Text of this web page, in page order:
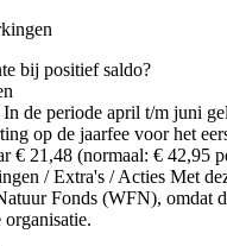
bij positief saldo?
In de periode april t/m juni
op de jaarfee voor het
€ 21,48 (normaal: € 42,95
/ Extra's / Acties Met
Fonds (WFN), omdat
organisatie.